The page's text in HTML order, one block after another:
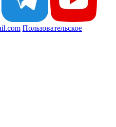
Пользовательское